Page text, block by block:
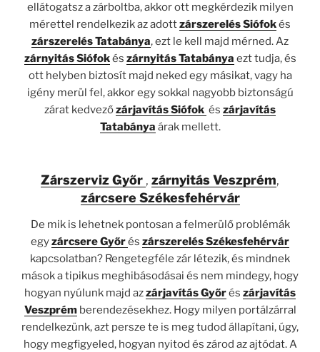
ellátogatsz a zárboltba, akkor ott megkérdezik milyen
mérettel rendelkezik az adottzárszerelés Siófokés
zárszerelés Tatabánya, ezt le kell majd mérned. Az
zárnyitás Siófokés zárnyitás Tatabánya ezt tudja, és
ott helyben biztosít majd neked egy másikat, vagy ha
igény merül fel, akkor egy sokkal nagyobb biztonságú
zárat kedvezőzárjavítás Siófok és zárjavítás
Tatabánya árak mellett.
Zárszerviz Győr , zárnyitás Veszprém,
zárcsere Székesfehérvár
De mik is lehetnek pontosan a felmerülő problémák
egyzárcsere Győrés zárszerelés Székesfehérvár
kapcsolatban? Rengetegféle zár létezik, és mindnek
mások a tipikus meghibásodásai és nem mindegy, hogy
hogyan nyúlunk majd azzárjavítás Győrés zárjavítás
Veszprémberendezésekhez. Hogy milyen portálzárral
rendelkezünk, azt persze te is meg tudod állapítani, úgy,
hogy megfigyeled, hogyan nyitod és zárod az ajtódat. A